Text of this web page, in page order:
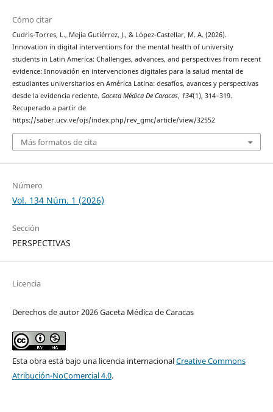
Cómo citar
Cudris-Torres, L., Mejía Gutiérrez, J., & López-Castellar, M. A. (2026).
Innovation in digital interventions for the mental health of university
students in Latin America: Challenges, advances, and perspectives from recent
evidence: Innovación en intervenciones digitales para la salud mental de
estudiantes universitarios en América Latina: desafíos, avances y perspectivas
desde la evidencia reciente. Gaceta Médica De Caracas, 134(1), 314–319.
Recuperado a partir de
https://saber.ucv.ve/ojs/index.php/rev_gmc/article/view/32552
Más formatos de cita
Número
Vol. 134 Núm. 1 (2026)
Sección
PERSPECTIVAS
Licencia
Derechos de autor 2026 Gaceta Médica de Caracas
Esta obra está bajo una licencia internacionalCreative Commons
Atribución-NoComercial 4.0.